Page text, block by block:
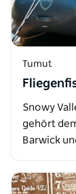
Tumut
Snowy
gehört
Barwick